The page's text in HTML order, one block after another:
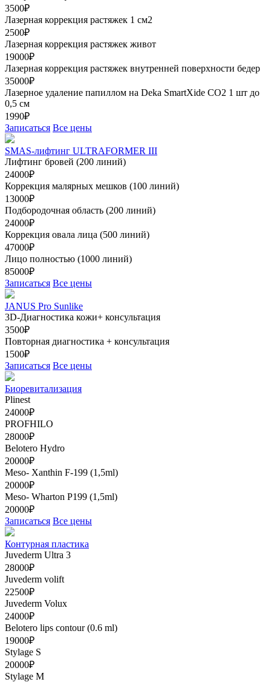
3500₽
Лазерная коррекция растяжек 1 см2
2500₽
Лазерная коррекция растяжек живот
19000₽
Лазерная коррекция растяжек внутренней поверхности бедер
35000₽
Лазерное удаление папиллом на Deka SmartXide CO2 1 шт до
0,5 см
1990₽
Записаться Все цены
SMAS-лифтинг ULTRAFORMER III
Лифтинг бровей (200 линий)
24000₽
Коррекция малярных мешков (100 линий)
13000₽
Подбородочная область (200 линий)
24000₽
Коррекция овала лица (500 линий)
47000₽
Лицо полностью (1000 линий)
85000₽
Записаться Все цены
JANUS Pro Sunlike
3D-Диагностика кожи+ консультация
3500₽
Повторная диагностика + консультация
1500₽
Записаться Все цены
Биоревитализация
Plinest
24000₽
PROFHILO
28000₽
Belotero Hydro
20000₽
Meso- Xanthin F-199 (1,5ml)
20000₽
Meso- Wharton Р199 (1,5ml)
20000₽
Записаться Все цены
Контурная пластика
Juvederm Ultra 3
28000₽
Juvederm volift
22500₽
Juvederm Volux
24000₽
Belotero lips contour (0.6 ml)
19000₽
Stylage S
20000₽
Stylage M